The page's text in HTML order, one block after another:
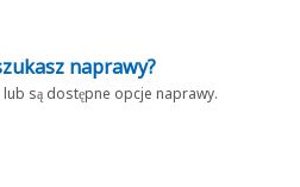
naprawy?
są dostępne opcje naprawy.